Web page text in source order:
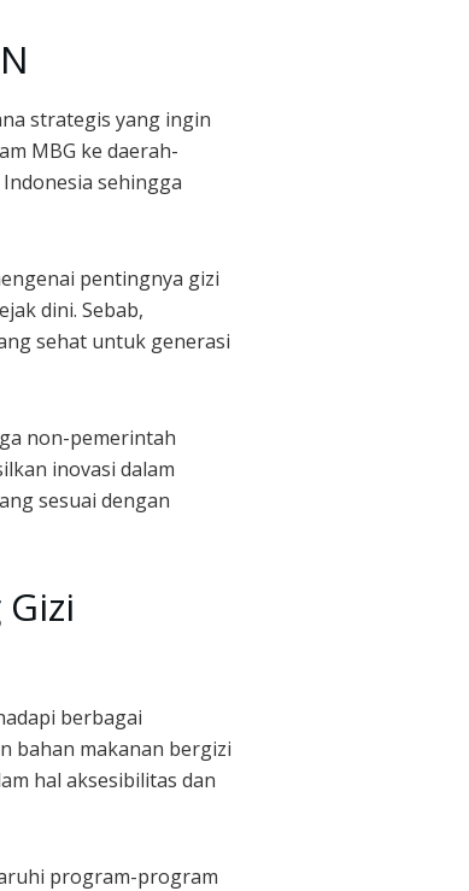
strategis yang ingin
MBG ke daerah-
sehingga
pentingnya gizi
dini. Sebab,
sehat untuk generasi
non-pemerintah
inovasi dalam
sesuai dengan
berbagai
bahan makanan bergizi
hal aksesibilitas dan
program-program